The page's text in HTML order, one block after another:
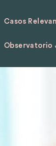
Casos
Observatorio